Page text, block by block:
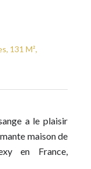
131 M²,
a le plaisir
maison de
en France,